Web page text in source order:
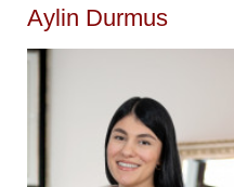
Aylin Durmus